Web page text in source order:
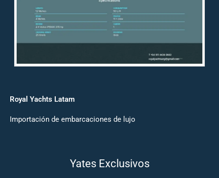
Royal Yachts Latam
Importación de embarcaciones de lujo
Yates Exclusivos